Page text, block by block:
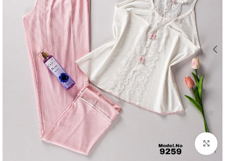
Click to enlarge